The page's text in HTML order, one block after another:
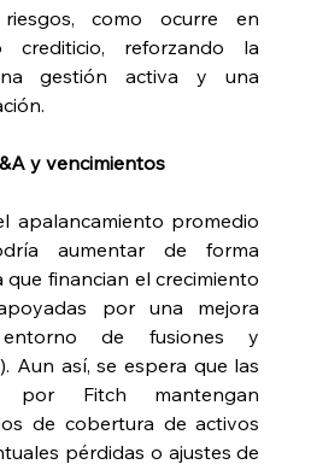
como ocurre en
crediticio, reforzando la
gestión activa y una
y vencimientos
apalancamiento promedio
aumentar de forma
que financian el crecimiento
por una mejora
de fusiones y
Aun así, se espera que las
por Fitch mantengan
de cobertura de activos
pérdidas o ajustes de